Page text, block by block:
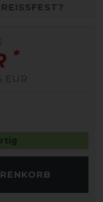
*
EUR